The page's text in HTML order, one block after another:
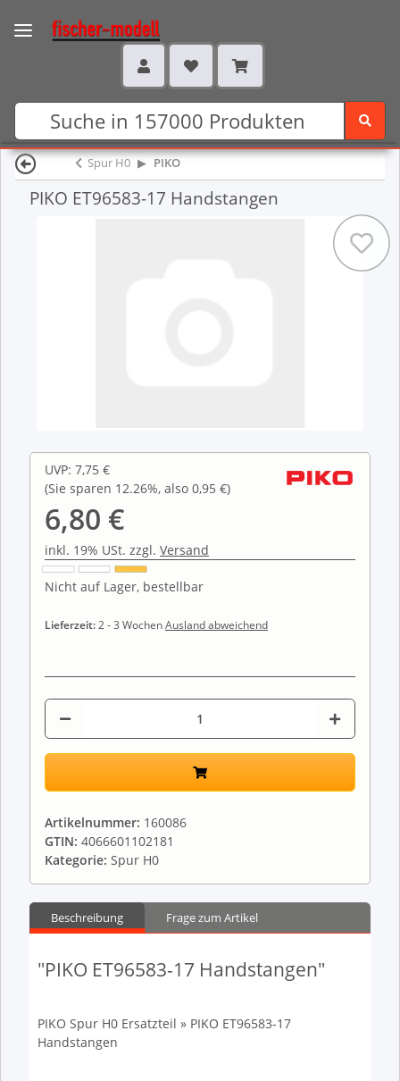
Spur H0 PIKO
PIKO ET96583-17 Handstangen
UVP: 7,75 €
(Sie sparen 12.26%, also 0,95 €)
6,80 €
inkl. 19% USt. zzgl. Versand
Nicht auf Lager, bestellbar
Lieferzeit:2 - 3 WochenAusland abweichend
Artikelnummer: 160086
GTIN: 4066601102181
Kategorie: Spur H0
Beschreibung Frage zum Artikel
"PIKO ET96583-17 Handstangen"
PIKO Spur H0 Ersatzteil » PIKO ET96583-17
Handstangen